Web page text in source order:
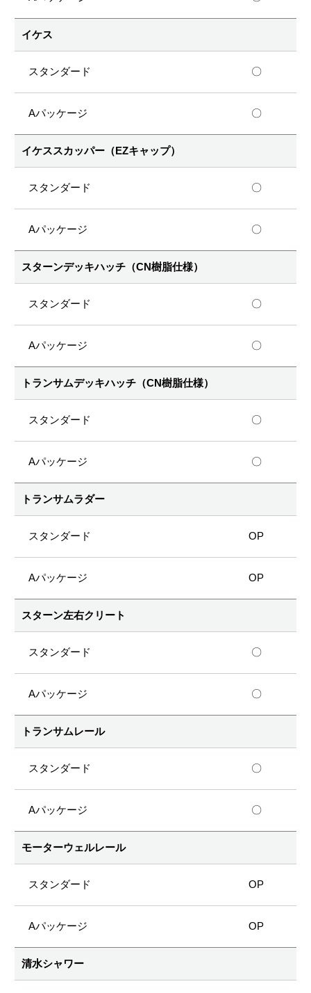
イケス
〇
〇
イケススカッパー（EZキャップ）
〇
〇
スターンデッキハッチ（CN樹脂仕様）
〇
〇
トランサムデッキハッチ（CN樹脂仕様）
〇
〇
トランサムラダー
OP
OP
スターン左右クリート
〇
〇
トランサムレール
〇
〇
モーターウェルレール
OP
OP
清水シャワー